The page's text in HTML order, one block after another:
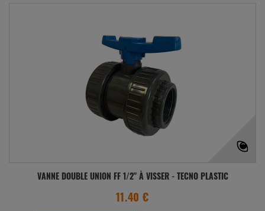
VANNE DOUBLE UNION FF 1/2" À VISSER - TECNO PLASTIC
11.40 €